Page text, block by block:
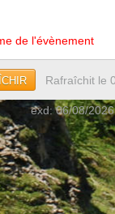
de l'évènement
Rafraîchit le
exd: 06/08/